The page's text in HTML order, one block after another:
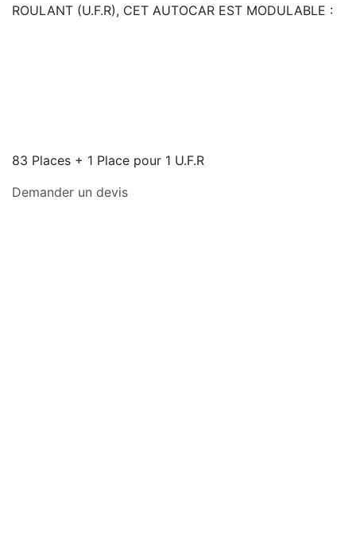
ROULANT (U.F.R), CET AUTOCAR EST MODULABLE :
83 Places + 1 Place pour 1 U.F.R
Demander un devis